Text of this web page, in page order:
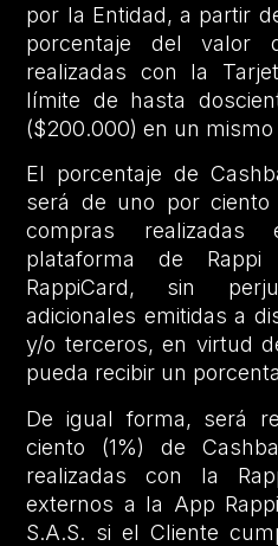
por la Entidad, a partir
porcentaje del valor
realizadas con la
límite de hasta
($200.000) en un mismo
El porcentaje de
será de uno por
compras
plataforma de
RappiCard, sin
adicionales emitidas a
y/o terceros, en virtud
pueda recibir un
De igual forma, será
ciento (1%) de
realizadas con la
externos a la App
S.A.S. si el Cliente